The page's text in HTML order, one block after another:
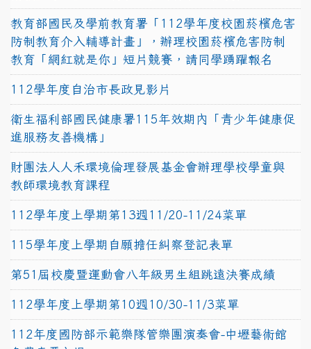
教育部國民及學前教育署「112學年度校園菸檳危害
防制教育介入輔導計畫」，辦理校園菸檳危害防制
教育「網紅就是你」短片競賽，請同學踴躍報名
112學年度自治市長政見影片
衛生福利部國民健康署115年效期內「青少年健康促
進服務友善機構」
財團法人人禾環境倫理發展基金會辦理學校學童與
教師環境教育課程
112學年度上學期第13週11/20-11/24菜單
115學年度上學期自願擔任糾察登記表單
第51屆校慶暨運動會八年級男生組跳遠決賽成績
112學年度上學期第10週10/30-11/3菜單
112年度國防部示範樂隊管樂團演奏會-中壢藝術館